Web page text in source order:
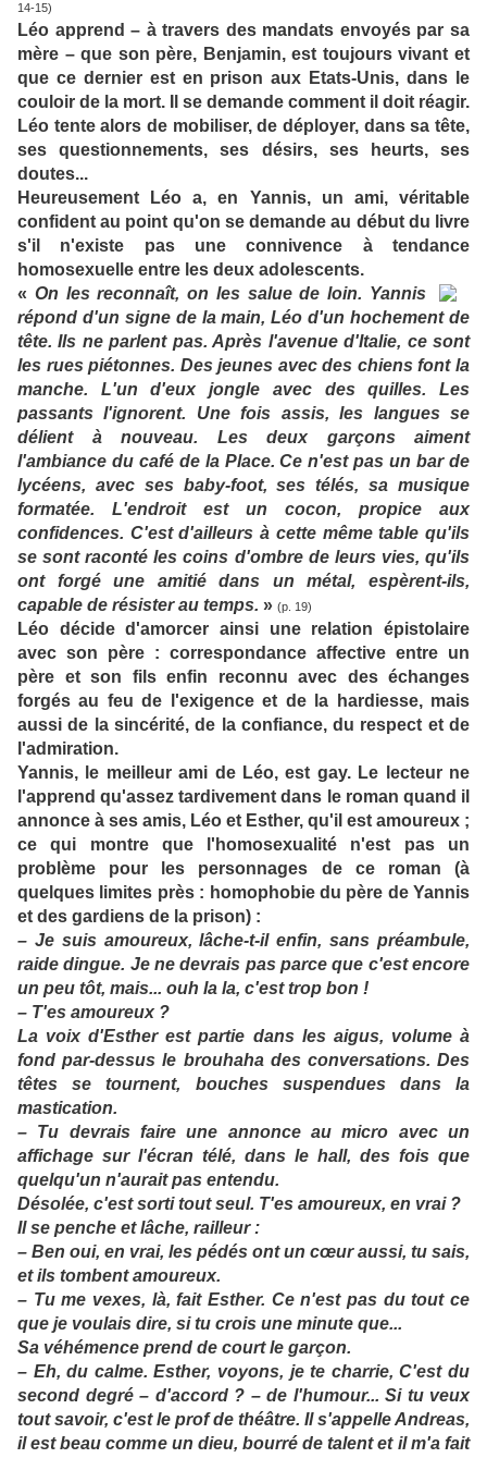
14-15)
Léo apprend – à travers des mandats envoyés par sa
mère – que son père, Benjamin, est toujours vivant et
que ce dernier est en prison aux Etats-Unis, dans le
couloir de la mort. Il se demande comment il doit réagir.
Léo tente alors de mobiliser, de déployer, dans sa tête,
ses questionnements, ses désirs, ses heurts, ses
doutes...
Heureusement Léo a, en Yannis, un ami, véritable
confident au point qu'on se demande au début du livre
s'il n'existe pas une connivence à tendance
homosexuelle entre les deux adolescents.
« On les reconnaît, on les salue de loin. Yannis
répond d'un signe de la main, Léo d'un hochement de
tête. Ils ne parlent pas. Après l'avenue d'Italie, ce sont
les rues piétonnes. Des jeunes avec des chiens font la
manche. L'un d'eux jongle avec des quilles. Les
passants l'ignorent. Une fois assis, les langues se
délient à nouveau. Les deux garçons aiment
l'ambiance du café de la Place. Ce n'est pas un bar de
lycéens, avec ses baby-foot, ses télés, sa musique
formatée. L'endroit est un cocon, propice aux
confidences. C'est d'ailleurs à cette même table qu'ils
se sont raconté les coins d'ombre de leurs vies, qu'ils
ont forgé une amitié dans un métal, espèrent-ils,
capable de résister au temps. » (p. 19)
Léo décide d'amorcer ainsi une relation épistolaire
avec son père : correspondance affective entre un
père et son fils enfin reconnu avec des échanges
forgés au feu de l'exigence et de la hardiesse, mais
aussi de la sincérité, de la confiance, du respect et de
l'admiration.
Yannis, le meilleur ami de Léo, est gay. Le lecteur ne
l'apprend qu'assez tardivement dans le roman quand il
annonce à ses amis, Léo et Esther, qu'il est amoureux ;
ce qui montre que l'homosexualité n'est pas un
problème pour les personnages de ce roman (à
quelques limites près : homophobie du père de Yannis
et des gardiens de la prison) :
– Je suis amoureux, lâche-t-il enfin, sans préambule,
raide dingue. Je ne devrais pas parce que c'est encore
un peu tôt, mais... ouh la la, c'est trop bon !
– T'es amoureux ?
La voix d'Esther est partie dans les aigus, volume à
fond par-dessus le brouhaha des conversations. Des
têtes se tournent, bouches suspendues dans la
mastication.
– Tu devrais faire une annonce au micro avec un
affichage sur l'écran télé, dans le hall, des fois que
quelqu'un n'aurait pas entendu.
Désolée, c'est sorti tout seul. T'es amoureux, en vrai ?
Il se penche et lâche, railleur :
– Ben oui, en vrai, les pédés ont un cœur aussi, tu sais,
et ils tombent amoureux.
– Tu me vexes, là, fait Esther. Ce n'est pas du tout ce
que je voulais dire, si tu crois une minute que...
Sa véhémence prend de court le garçon.
– Eh, du calme. Esther, voyons, je te charrie, C'est du
second degré – d'accord ? – de l'humour... Si tu veux
tout savoir, c'est le prof de théâtre. Il s'appelle Andreas,
il est beau comme un dieu, bourré de talent et il m'a fait